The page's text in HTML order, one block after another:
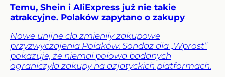
Temu, Shein i AliExpress już nie takie
atrakcyjne. Polaków zapytano o zakupy
Nowe unijne cła zmieniły zakupowe
przyzwyczajenia Polaków. Sondaż dla „Wprost”
pokazuje, że niemal połowa badanych
ograniczyła zakupy na azjatyckich platformach.